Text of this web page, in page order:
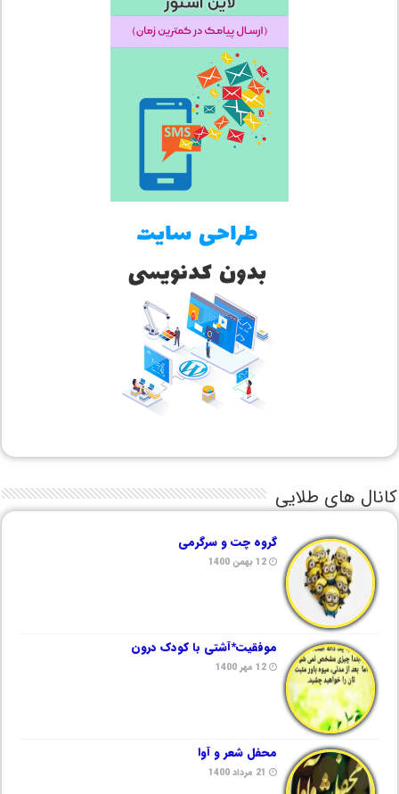
کانال های طلایی
گروه چت و سرگرمی
12 بهمن 1400
موفقیت*آشتی با کودک درون
12 مهر 1400
محفل شعر و آوا
21 مرداد 1400